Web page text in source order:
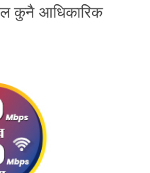
कुनै आधिकारिक